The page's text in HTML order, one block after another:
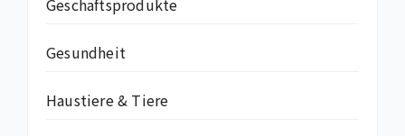
Geschäftsprodukte
Gesundheit
Haustiere & Tiere